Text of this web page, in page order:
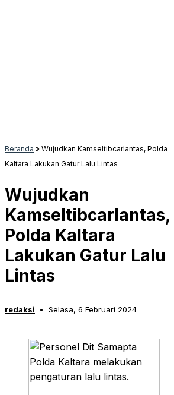
Beranda » Wujudkan Kamseltibcarlantas, Polda
Kaltara Lakukan Gatur Lalu Lintas
Wujudkan
Kamseltibcarlantas,
Polda Kaltara
Lakukan Gatur Lalu
Lintas
redaksi Selasa, 6 Februari 2024